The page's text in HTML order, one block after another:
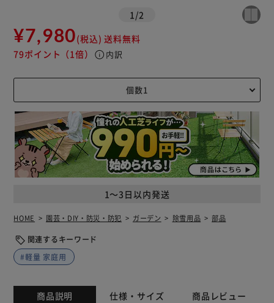
1 /2
¥7,980(税込) 送料無料
79ポイント （1倍） info 内訳
1～3日以内発送
HOME 園芸・DIY・防災・防犯 ガーデン 除雪用品 部品
関連するキーワード
#軽量 家庭用
商品説明 仕様・サイズ 商品レビュー